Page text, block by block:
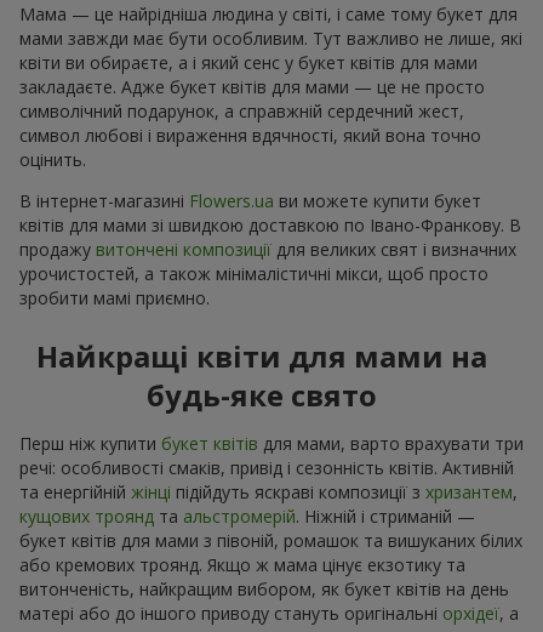
Мама — це найрідніша людина у світі, і саме тому букет для
мами завжди має бути особливим. Тут важливо не лише, які
квіти ви обираєте, а і який сенс у букет квітів для мами
закладаєте. Адже букет квітів для мами — це не просто
символічний подарунок, а справжній сердечний жест,
символ любові і вираження вдячності, який вона точно
оцінить.
В інтернет-магазині Flowers.ua ви можете купити букет
квітів для мами зі швидкою доставкою по Івано-Франкову. В
продажу витончені композиції для великих свят і визначних
урочистостей, а також мінімалістичні мікси, щоб просто
зробити мамі приємно.
Найкращі квіти для мами на
будь-яке свято
Перш ніж купити букет квітів для мами, варто врахувати три
речі: особливості смаків, привід і сезонність квітів. Активній
та енергійній жінці підійдуть яскраві композиції з хризантем,
кущових троянд та альстромерій. Ніжній і стриманій —
букет квітів для мами з півоній, ромашок та вишуканих білих
або кремових троянд. Якщо ж мама цінує екзотику та
витонченість, найкращим вибором, як букет квітів на день
матері або до іншого приводу стануть оригінальні орхідеї, а